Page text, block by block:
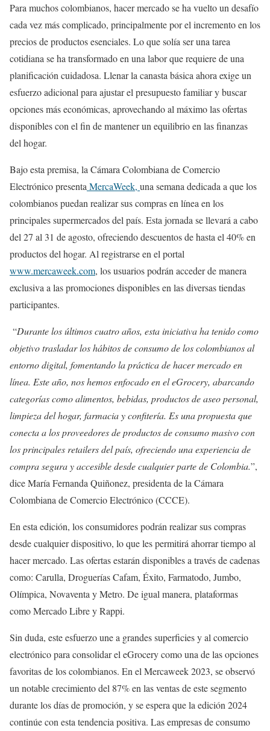
Para muchos colombianos, hacer mercado se ha vuelto un desafío
cada vez más complicado, principalmente por el incremento en los
precios de productos esenciales. Lo que solía ser una tarea
cotidiana se ha transformado en una labor que requiere de una
planificación cuidadosa. Llenar la canasta básica ahora exige un
esfuerzo adicional para ajustar el presupuesto familiar y buscar
opciones más económicas, aprovechando al máximo las ofertas
disponibles con el fin de mantener un equilibrio en las finanzas
del hogar.
Bajo esta premisa, la Cámara Colombiana de Comercio
Electrónico presenta MercaWeek, una semana dedicada a que los
colombianos puedan realizar sus compras en línea en los
principales supermercados del país. Esta jornada se llevará a cabo
del 27 al 31 de agosto, ofreciendo descuentos de hasta el 40% en
productos del hogar. Al registrarse en el portal
www.mercaweek.com, los usuarios podrán acceder de manera
exclusiva a las promociones disponibles en las diversas tiendas
participantes.
“Durante los últimos cuatro años, esta iniciativa ha tenido como
objetivo trasladar los hábitos de consumo de los colombianos al
entorno digital, fomentando la práctica de hacer mercado en
línea. Este año, nos hemos enfocado en el eGrocery, abarcando
categorías como alimentos, bebidas, productos de aseo personal,
limpieza del hogar, farmacia y confitería. Es una propuesta que
conecta a los proveedores de productos de consumo masivo con
los principales retailers del país, ofreciendo una experiencia de
compra segura y accesible desde cualquier parte de Colombia.”,
dice María Fernanda Quiñonez, presidenta de la Cámara
Colombiana de Comercio Electrónico (CCCE).
En esta edición, los consumidores podrán realizar sus compras
desde cualquier dispositivo, lo que les permitirá ahorrar tiempo al
hacer mercado. Las ofertas estarán disponibles a través de cadenas
como: Carulla, Droguerías Cafam, Éxito, Farmatodo, Jumbo,
Olímpica, Novaventa y Metro. De igual manera, plataformas
como Mercado Libre y Rappi.
Sin duda, este esfuerzo une a grandes superficies y al comercio
electrónico para consolidar el eGrocery como una de las opciones
favoritas de los colombianos. En el Mercaweek 2023, se observó
un notable crecimiento del 87% en las ventas de este segmento
durante los días de promoción, y se espera que la edición 2024
continúe con esta tendencia positiva. Las empresas de consumo